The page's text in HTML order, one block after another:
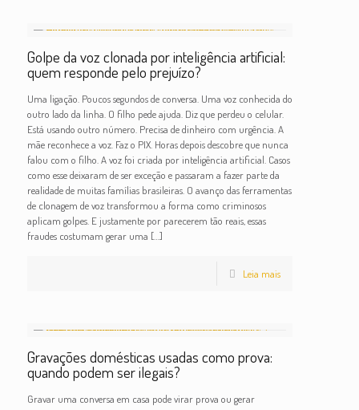
Golpe da voz clonada por inteligência artificial:
quem responde pelo prejuízo?
Uma ligação. Poucos segundos de conversa. Uma voz conhecida do
outro lado da linha. O filho pede ajuda. Diz que perdeu o celular.
Está usando outro número. Precisa de dinheiro com urgência. A
mãe reconhece a voz. Faz o PIX. Horas depois descobre que nunca
falou com o filho. A voz foi criada por inteligência artificial. Casos
como esse deixaram de ser exceção e passaram a fazer parte da
realidade de muitas famílias brasileiras. O avanço das ferramentas
de clonagem de voz transformou a forma como criminosos
aplicam golpes. E justamente por parecerem tão reais, essas
fraudes costumam gerar uma […]
Leia mais
Gravações domésticas usadas como prova:
quando podem ser ilegais?
Gravar uma conversa em casa pode virar prova ou gerar